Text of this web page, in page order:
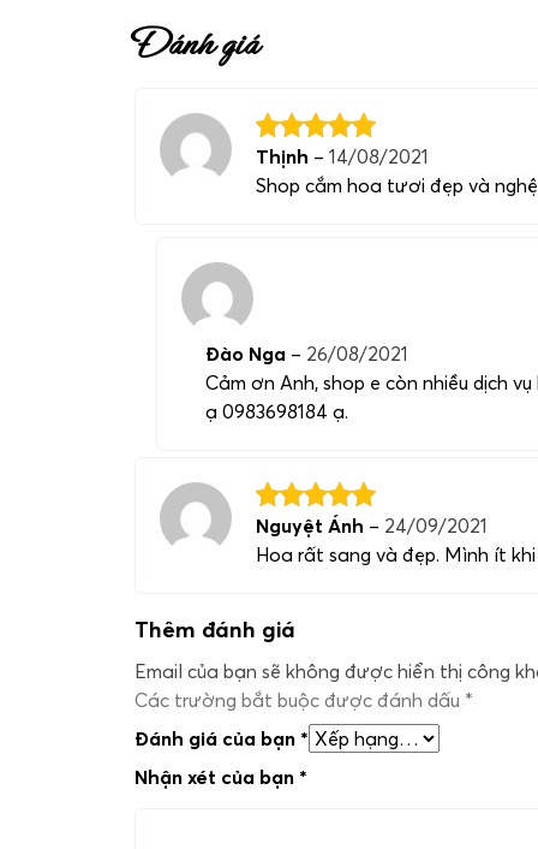
Đánh giá
Thịnh – 14/08/2021
Shop cắm hoa tươi đẹp và
Đào Nga – 26/08/2021
Cảm ơn Anh, shop e còn nhiều dịch
ạ 0983698184 ạ.
Nguyệt Ánh – 24/09/2021
Hoa rất sang và đẹp. Mình ít
Thêm đánh giá
Email của bạn sẽ không được hiển thị công
Các trường bắt buộc được đánh dấu *
Đánh giá của bạn *
Nhận xét của bạn *